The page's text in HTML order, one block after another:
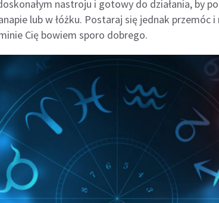
nastroju i gotowy do działania, by
lub w łóżku. Postaraj się jednak przemóc i
Cię bowiem sporo dobrego.